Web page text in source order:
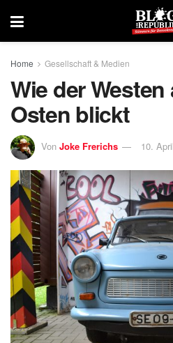
Home Gesellschaft & Medien
Wie der
Osten blickt
Von Joke Frerichs 10.